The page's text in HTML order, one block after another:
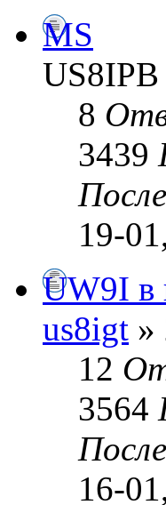
MS
8
3439
19-
UW9I в
us8igt »
12
3564
16-